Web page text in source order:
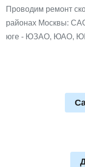
Проводим ремонт
районах Москвы:
юге - ЮЗАО, ЮАО,